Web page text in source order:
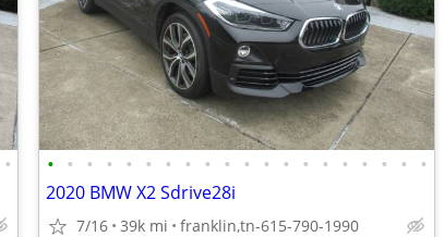
• • • • • • • • • • • • • • • • • • • • •
2020 BMW X2 Sdrive28i
7/16 39k mi franklin,tn-615-790-1990